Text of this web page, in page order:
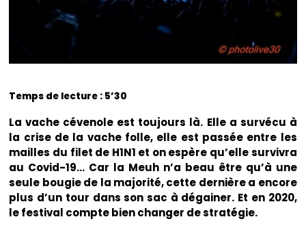
Temps de lecture : 5’30
La vache cévenole est toujours là. Elle a survécu à
la crise de la vache folle, elle est passée entre les
mailles du filet de H1N1 et on espère qu’elle survivra
au Covid-19… Car la Meuh n’a beau être qu’à une
seule bougie de la majorité, cette dernière a encore
plus d’un tour dans son sac à dégainer. Et en 2020,
le festival compte bien changer de stratégie.